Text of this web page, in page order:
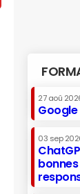
27 aoû
Google
03 sep